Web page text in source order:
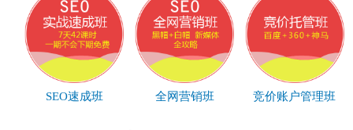
SEO速成班 全网营销班 竞价账户管理班